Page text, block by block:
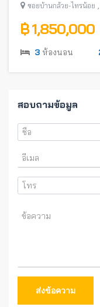
ซอยบ้านกล้วย-ไทรน้อย
฿ 1,850,000
3 ห้องนอน
สอบถามข้อมูล
ส่งข้อความ